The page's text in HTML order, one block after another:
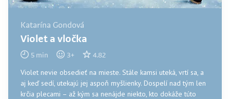
Katarína Gondová
Violet a vločka
5 min 3+ 4.82
Violet nevie obsedieť na mieste. Stále kamsi uteká, vrtí sa, a
aj keď sedí, utekajú jej aspoň myšlienky. Dospelí nad tým len
krčia plecami – až kým sa nenájde niekto, kto dokáže túto